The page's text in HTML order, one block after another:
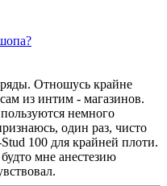
Отношусь крайне
из интим - магазинов.
немного
один раз, чисто
100 для крайней плоти.
мне анестезию